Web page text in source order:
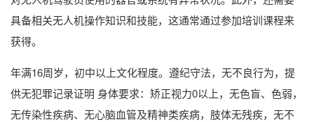
具备相关无人机操作知识和技能，这通常通过参加培训课程来
获得。
年满16周岁，初中以上文化程度。遵纪守法，无不良行为，提
供无犯罪记录证明 身体要求：矫正视力0以上，无色盲、色弱，
无传染性疾病、无心脑血管及精神类疾病，肢体无残疾，无不